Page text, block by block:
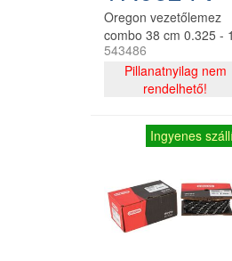
Oregon vezetőlemez
combo 38 cm 0.325 -
mm 64 szem 2 db
21BPX lánccal
543486
Pillanatnyilag nem
rendelhető!
Ingyenes